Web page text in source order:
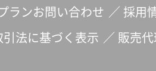
ランお問い合わせ ／ 採用
引法に基づく表示 ／ 販売